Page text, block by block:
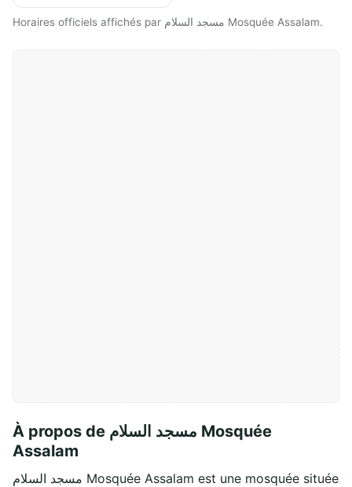
Horaires officiels affichés par مسجد السلام Mosquée Assalam.
À propos de مسجد السلام Mosquée
Assalam
مسجد السلام Mosquée Assalam est une mosquée située